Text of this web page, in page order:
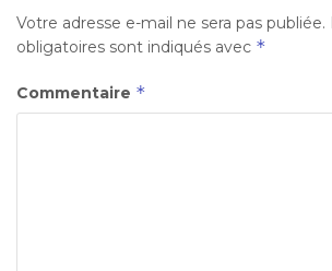
Votre adresse e-mail ne sera pas publiée.
obligatoires sont indiqués avec *
Commentaire *